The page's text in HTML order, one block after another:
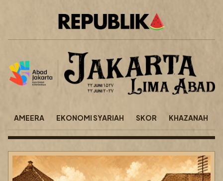
AMEERA EKONOMI SYARIAH SKOR KHAZANAH